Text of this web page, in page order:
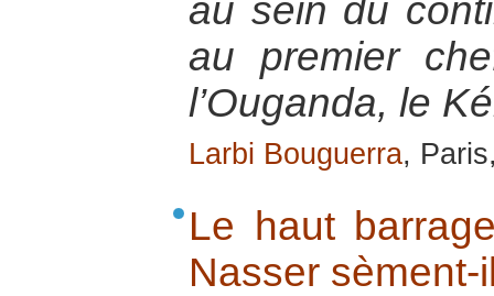
au sein du
au premier
l’Ouganda, le
Larbi Bouguerra,
Le haut
Nasser